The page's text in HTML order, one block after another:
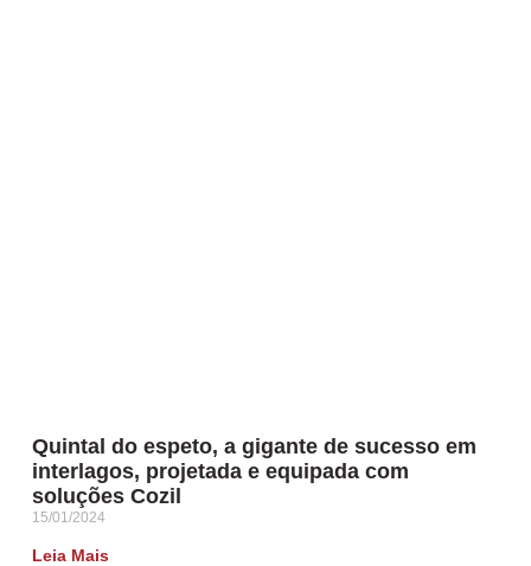
Quintal do espeto, a gigante de sucesso em
interlagos, projetada e equipada com
soluções Cozil
15/01/2024
Leia Mais